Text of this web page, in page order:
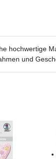
hochwertige
und